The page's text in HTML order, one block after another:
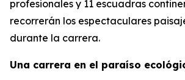
profesionales y 11 escuadras
recorrerán los espectaculares
durante la carrera.
Una carrera en el paraíso